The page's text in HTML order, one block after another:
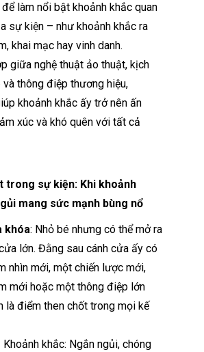
làm nổi bật khoảnh khắc quan
sự kiện – như khoảnh khắc ra
khai mạc hay vinh danh.
giữa nghệ thuật ảo thuật, kịch
và thông điệp thương hiệu,
khoảnh khắc ấy trở nên ấn
xúc và khó quên với tất cả
trong sự kiện: Khi khoảnh
mang sức mạnh bùng nổ
khóa: Nhỏ bé nhưng có thể mở ra
lớn. Đằng sau cánh cửa ấy có
nhìn mới, một chiến lược mới,
mới hoặc một thông điệp lớn
là điểm then chốt trong mọi kế
khắc: Ngắn ngủi, chóng